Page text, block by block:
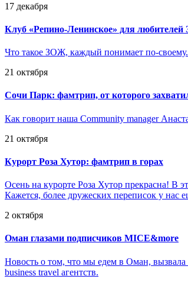
17 декабря
Клуб «Репино-Ленинское» для любителей
Что такое ЗОЖ, каждый понимает по-
21 октября
Сочи Парк: фамтрип, от которого
Как говорит наша Community manager
21 октября
Курорт Роза Хутор: фамтрип в горах
Осень на курорте Роза Хутор прекрасна! В
Кажется, более дружеских переписок у нас
2 октября
Оман глазами подписчиков MICE&more
Новость о том, что мы едем в Оман,
business travel агентств.